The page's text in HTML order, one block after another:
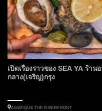
เปิดเรื่องราวของ SEA YA ร้า
กลาง(เจริญ)กรุง
ASIATIQUE THE RIVERFRONT